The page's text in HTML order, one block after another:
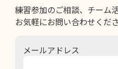
練習参加のご相談、チーム
お気軽にお問い合わせくださ
メールアドレス